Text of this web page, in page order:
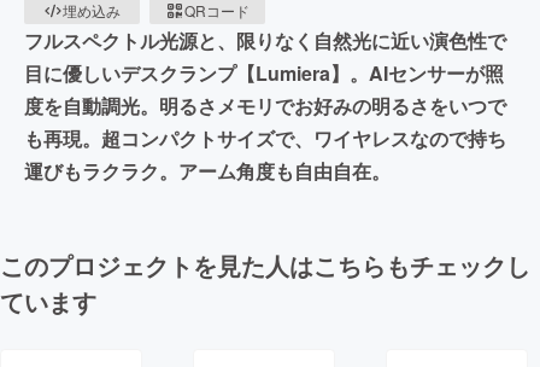
埋め込み
QRコード
フルスペクトル光源と、限りなく自然光に近い演色性で
目に優しいデスクランプ【Lumiera】。AIセンサーが照
度を自動調光。明るさメモリでお好みの明るさをいつで
も再現。超コンパクトサイズで、ワイヤレスなので持ち
運びもラクラク。アーム角度も自由自在。
このプロジェクトを見た人はこちらもチェックし
ています